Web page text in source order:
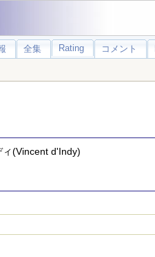
全集 Rating コメント
ィ(Vincent d'Indy)